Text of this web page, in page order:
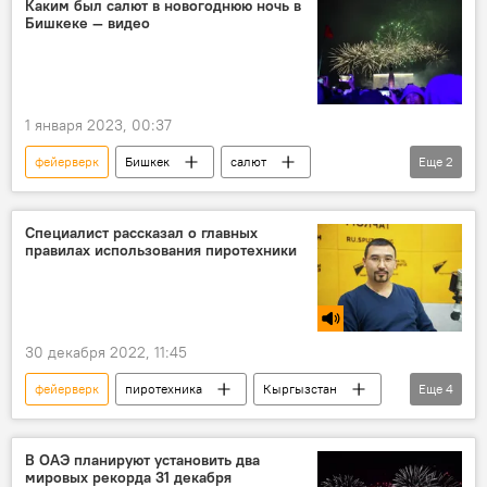
Каким был салют в новогоднюю ночь в
Бишкеке — видео
1 января 2023, 00:37
фейерверк Бишкек
салют
видео
Новый год
Еще 2
Специалист рассказал о главных
правилах использования пиротехники
30 декабря 2022, 11:45
фейерверк пиротехника
Кыргызстан
салют
праздник
Новый год
Радио Sputnik Кыргызстан
Еще 4
В ОАЭ планируют установить два
мировых рекорда 31 декабря